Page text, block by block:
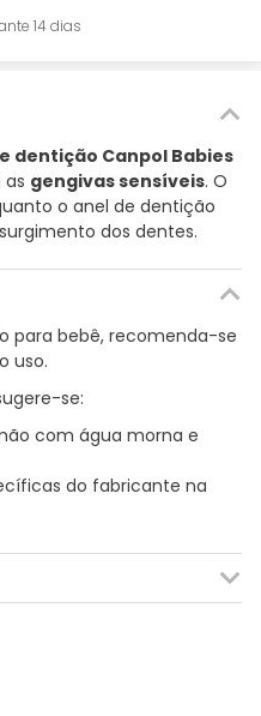
14 dias
dentição Canpol Babies
gengivas sensíveis. O
o anel de dentição
dos dentes.
para bebê, recomenda-se
uso.
se:
com água morna e
do fabricante na